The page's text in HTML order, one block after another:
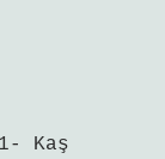
Kaş